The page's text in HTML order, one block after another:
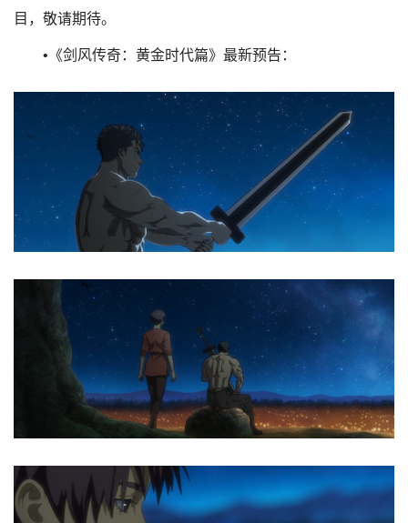
目，敬请期待。
•《剑风传奇：黄金时代篇》最新预告：